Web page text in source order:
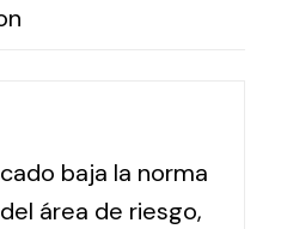
baja la norma
área de riesgo,